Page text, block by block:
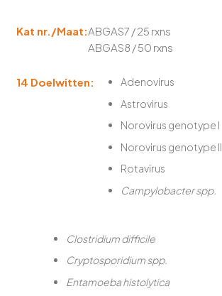
Kat nr./Maat:ABGAS7 / 25 rxns
ABGAS8 / 50 rxns
14 Doelwitten:
Adenovirus
Astrovirus
Norovirus genotype I
Norovirus genotype II
Rotavirus
Campylobacter spp.
Clostridium difficile
Cryptosporidium spp.
Entamoeba histolytica